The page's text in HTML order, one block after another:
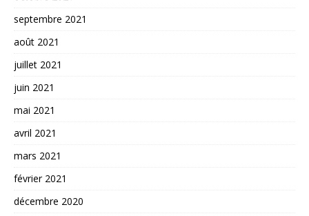
septembre 2021
août 2021
juillet 2021
juin 2021
mai 2021
avril 2021
mars 2021
février 2021
décembre 2020